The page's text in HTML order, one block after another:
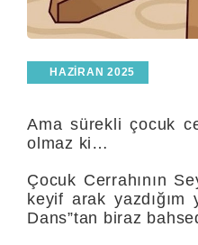
HAZIRAN 2025
Ama sürekli çocuk
olmaz ki…
Çocuk Cerrahının
keyif arak yazdığım
Dans”tan biraz